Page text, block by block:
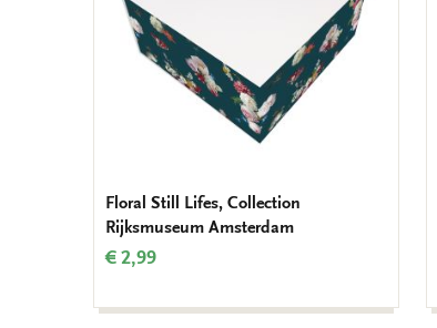
Floral Still Lifes, Collection
Rijksmuseum Amsterdam
€ 2,99